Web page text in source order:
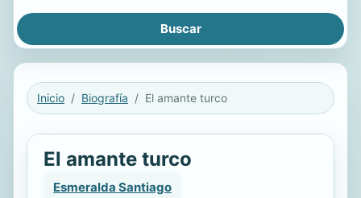
Inicio Biografía El amante turco
El amante turco
Esmeralda Santiago